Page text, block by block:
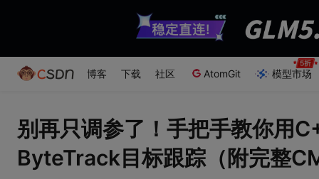
博客 下载 社区 AtomGit 模型市场
别再只调参了！手把手教你用
ByteTrack目标跟踪（附完整